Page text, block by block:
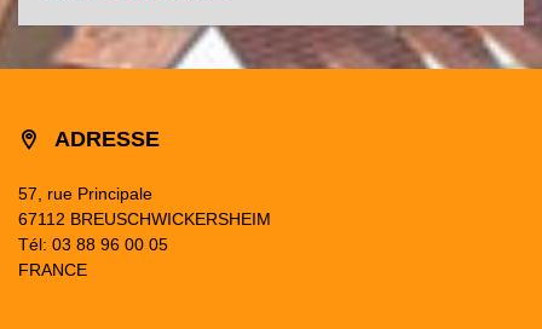
ADRESSE
57, rue Principale
67112 BREUSCHWICKERSHEIM
Tél: 03 88 96 00 05
FRANCE